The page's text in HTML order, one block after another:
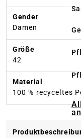
Gender
Damen
Größe
42
Material
100 % recyceltes